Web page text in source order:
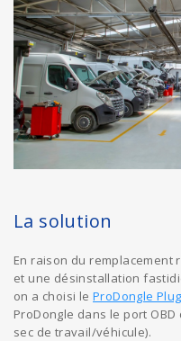
La solution
En raison du
et une désinstallation
on a choisi leProDongle
ProDongle dans le port
sec de travail/véhicule).